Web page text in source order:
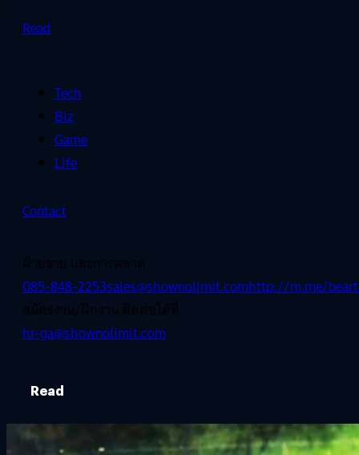
Read
Tech
Biz
Game
Life
Contact
ฝ่ายขาย และการตลาด
085-848-2253sales@shownolimit.comhttp://m.me/
สมัครงาน/ฝึกงาน ติดต่อได้ที่
hr-ga@shownolimit.com
Read